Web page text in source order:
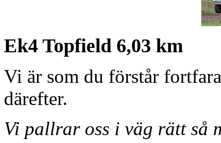
Ek4 Topfield 6,03 km
Vi är som du förstår
därefter.
Vi pallrar oss i väg rätt så